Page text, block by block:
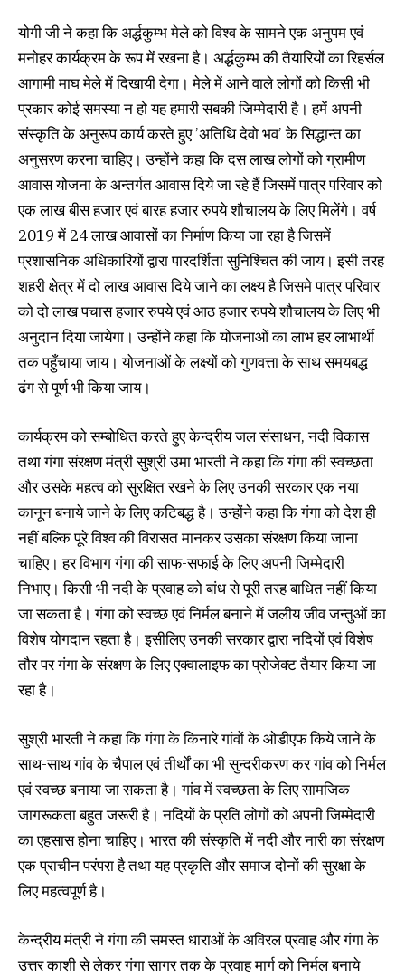
योगी जी ने कहा कि अर्द्धकुम्भ मेले को विश्व के सामने एक अनुपम एवं
मनोहर कार्यक्रम के रूप में रखना है। अर्द्धकुम्भ की तैयारियों का रिहर्सल
आगामी माघ मेले में दिखायी देगा। मेले में आने वाले लोगों को किसी भी
प्रकार कोई समस्या न हो यह हमारी सबकी जिम्मेदारी है। हमें अपनी
संस्कृति के अनुरूप कार्य करते हुए ’अतिथि देवो भव’ के सिद्धान्त का
अनुसरण करना चाहिए। उन्होंने कहा कि दस लाख लोगों को ग्रामीण
आवास योजना के अन्तर्गत आवास दिये जा रहे हैं जिसमें पात्र परिवार को
एक लाख बीस हजार एवं बारह हजार रुपये शौचालय के लिए मिलेंगे। वर्ष
2019 में 24 लाख आवासों का निर्माण किया जा रहा है जिसमें
प्रशासनिक अधिकारियों द्वारा पारदर्शिता सुनिश्चित की जाय। इसी तरह
शहरी क्षेत्र में दो लाख आवास दिये जाने का लक्ष्य है जिसमे पात्र परिवार
को दो लाख पचास हजार रुपये एवं आठ हजार रुपये शौचालय के लिए भी
अनुदान दिया जायेगा। उन्होंने कहा कि योजनाओं का लाभ हर लाभार्थी
तक पहुँचाया जाय। योजनाओं के लक्ष्यों को गुणवत्ता के साथ समयबद्ध
ढंग से पूर्ण भी किया जाय।
कार्यक्रम को सम्बोधित करते हुए केन्द्रीय जल संसाधन, नदी विकास
तथा गंगा संरक्षण मंत्री सुश्री उमा भारती ने कहा कि गंगा की स्वच्छता
और उसके महत्व को सुरक्षित रखने के लिए उनकी सरकार एक नया
कानून बनाये जाने के लिए कटिबद्ध है। उन्होंने कहा कि गंगा को देश ही
नहीं बल्कि पूरे विश्व की विरासत मानकर उसका संरक्षण किया जाना
चाहिए। हर विभाग गंगा की साफ-सफाई के लिए अपनी जिम्मेदारी
निभाए। किसी भी नदी के प्रवाह को बांध से पूरी तरह बाधित नहीं किया
जा सकता है। गंगा को स्वच्छ एवं निर्मल बनाने में जलीय जीव जन्तुओं का
विशेष योगदान रहता है। इसीलिए उनकी सरकार द्वारा नदियों एवं विशेष
तौर पर गंगा के संरक्षण के लिए एक्वालाइफ का प्रोजेक्ट तैयार किया जा
रहा है।
सुश्री भारती ने कहा कि गंगा के किनारे गांवों के ओडीएफ किये जाने के
साथ-साथ गांव के चैपाल एवं तीर्थों का भी सुन्दरीकरण कर गांव को निर्मल
एवं स्वच्छ बनाया जा सकता है। गांव में स्वच्छता के लिए सामजिक
जागरूकता बहुत जरूरी है। नदियों के प्रति लोगों को अपनी जिम्मेदारी
का एहसास होना चाहिए। भारत की संस्कृति में नदी और नारी का संरक्षण
एक प्राचीन परंपरा है तथा यह प्रकृति और समाज दोनों की सुरक्षा के
लिए महत्वपूर्ण है।
केन्द्रीय मंत्री ने गंगा की समस्त धाराओं के अविरल प्रवाह और गंगा के
उत्तर काशी से लेकर गंगा सागर तक के प्रवाह मार्ग को निर्मल बनाये